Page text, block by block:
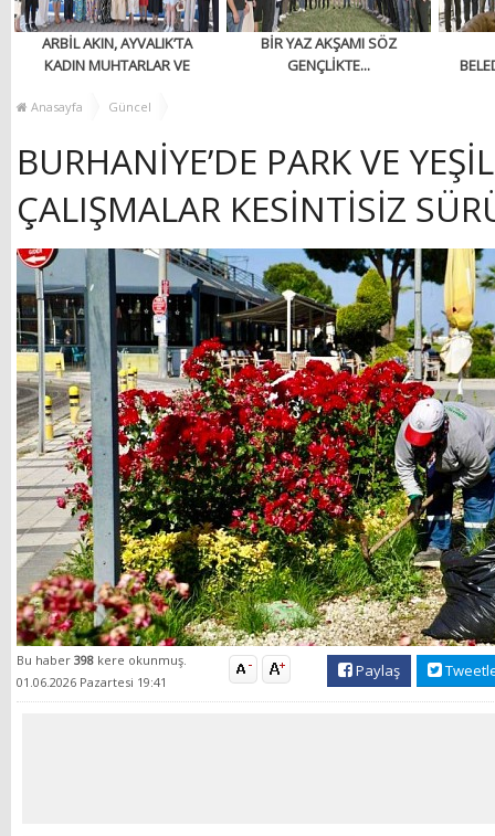
ARBİL AKIN, AYVALIK’TA
KADIN MUHTARLAR VE
BULUŞTU
BİR YAZ AKŞAMI SÖZ
GENÇLİKTE...
Anasayfa Güncel
BURHANİYE’DE PARK VE
ÇALIŞMALAR KESİNTİSİZ
Bu haber 398 kere okunmuş.
01.06.2026 Pazartesi 19:41
Paylaş